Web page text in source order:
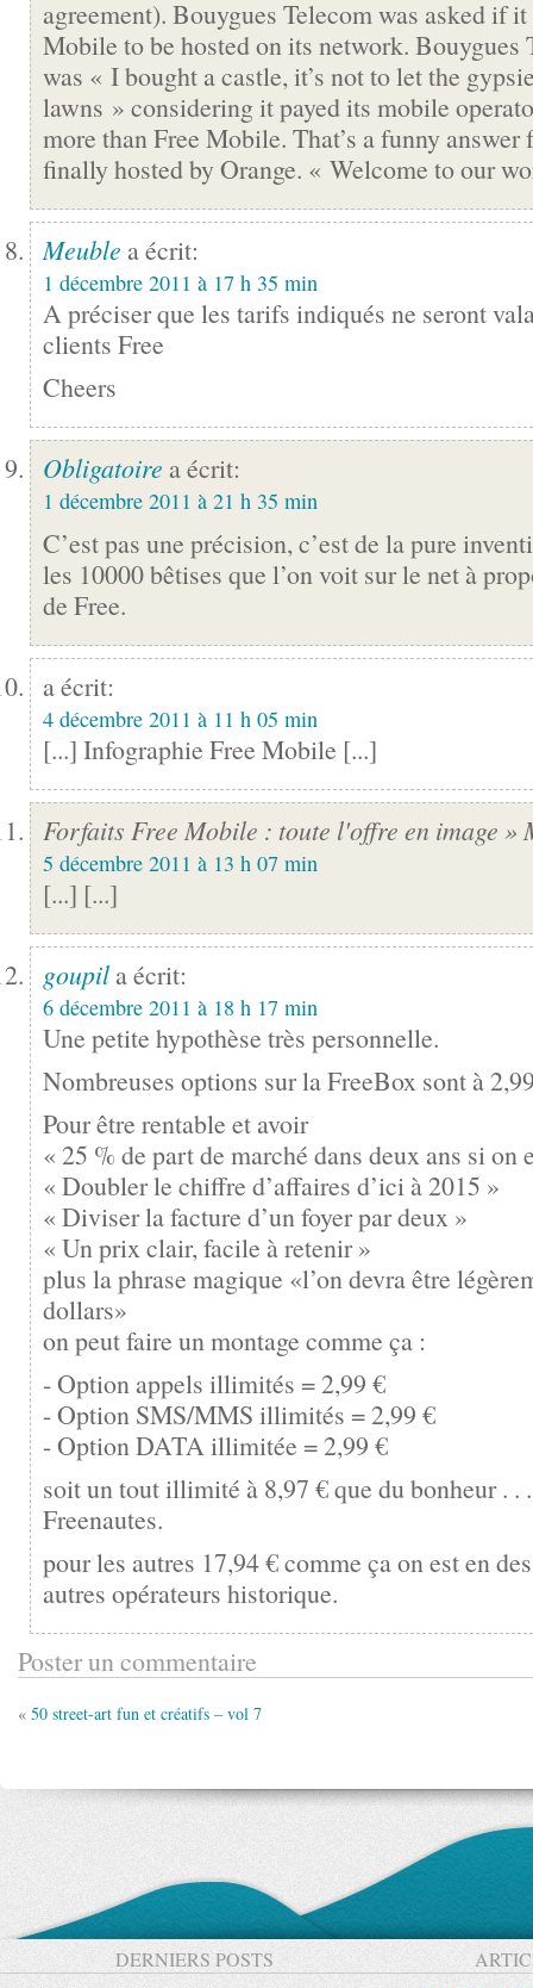
agreement). Bouygues Telecom was asked if
Mobile to be hosted on its network. Bouygues
was « I bought a castle, it’s not to let the
lawns » considering it payed its mobile
more than Free Mobile. That’s a funny
finally hosted by Orange. « Welcome to our
Meuble a écrit:
1 décembre 2011 à 17 h 35 min
A préciser que les tarifs indiqués ne seront
clients Free
Cheers
Obligatoire a écrit:
1 décembre 2011 à 21 h 35 min
C’est pas une précision, c’est de la pure
les 10000 bêtises que l’on voit sur le net à
de Free.
a écrit:
4 décembre 2011 à 11 h 05 min
[...] Infographie Free Mobile [...]
Forfaits Free Mobile : toute l'offre en image »
5 décembre 2011 à 13 h 07 min
[...] [...]
goupil a écrit:
6 décembre 2011 à 18 h 17 min
Une petite hypothèse très personnelle.
Nombreuses options sur la FreeBox sont à
Pour être rentable et avoir
« 25 % de part de marché dans deux ans si on
« Doubler le chiffre d’affaires d’ici à 2015 »
« Diviser la facture d’un foyer par deux »
« Un prix clair, facile à retenir »
plus la phrase magique «l’on devra être
dollars»
on peut faire un montage comme ça :
- Option appels illimités = 2,99 €
- Option SMS/MMS illimités = 2,99 €
- Option DATA illimitée = 2,99 €
soit un tout illimité à 8,97 € que du bonheur . .
Freenautes.
pour les autres 17,94 € comme ça on est en
autres opérateurs historique.
Poster un commentaire
« 50 street-art fun et créatifs – vol 7
DERNIERS POSTS